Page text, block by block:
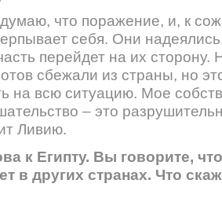
что поражение, и, к
себя. Они
перейдет на их сторону.
сбежали из страны, но
на всю ситуацию. Мое
– это
Ливию.
к Египту. Вы говорите,
в других странах. Что